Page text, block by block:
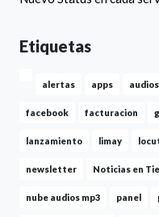
Etiquetas
alertas apps audios
facebook facturacion
lanzamiento limay
newsletter Noticias en
nube audios mp3 panel